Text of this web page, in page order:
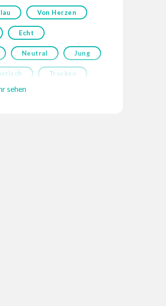
Von Herzen
Echt
Neutral Jung
Trocken
sehen